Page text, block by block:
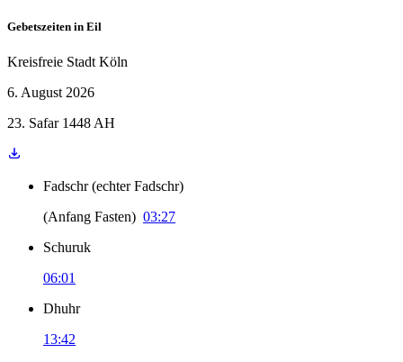
Gebetszeiten in Eil
Kreisfreie Stadt Köln
6. August 2026
23. Safar 1448 AH
Fadschr (echter Fadschr)
(Anfang Fasten) 03:27
Schuruk
06:01
Dhuhr
13:42